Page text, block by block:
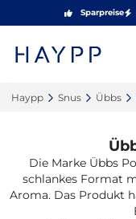
Sparpreise
Haypp‎ Snus‎ Übbs‎
Die Marke Übbs
schlankes Format
Aroma. Das Produkt